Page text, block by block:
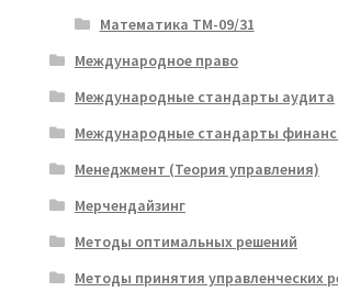
Математика ТМ-09/31
Международное право
Международные стандарты аудита
Международные стандарты
Менеджмент (Теория управления)
Мерчендайзинг
Методы оптимальных решений
Методы принятия управленческих